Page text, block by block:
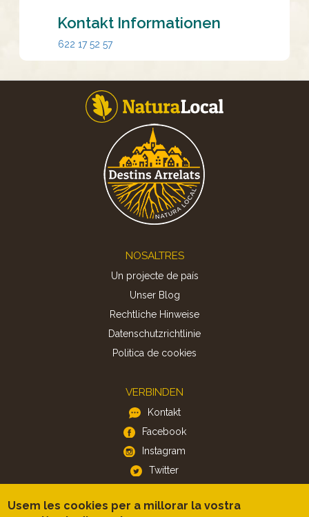
Kontakt Informationen
622 17 52 57
NOSALTRES
Un projecte de país
Unser Blog
Rechtliche Hinweise
Datenschutzrichtlinie
Politica de cookies
VERBINDEN
Kontakt
Facebook
Instagram
Twitter
APP
Usem les cookies per a millorar la vostra